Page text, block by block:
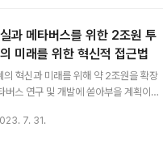
픽킹할 수 있다는 장점을 가지고 있습니
술은 적외선과 고속·고정밀도 AI를 결합
기법으로, 사각 지역을 포함해 물건의 위
촉 방식으로 파악할 수 있다. 기존의 카메
용한 로봇 핸드는 사각 지대가 생기기 쉬
여 있는 부품을 픽킹하는 데에 한계가 있
과 메타버스를 위한 2조원 투
미래를 위한 혁신적 접근법
의 혁신과 미래를 위해 약 2조원을 확장
버스 연구 및 개발에 쏟아부을 계획이라
예정이며, 이는 소니가 확장현실 기술 개
7. 31.